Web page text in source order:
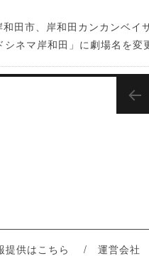
田市、岸和田カンカンベイ
ネマ岸和田」に劇場名を変
提供はこちら 運営会社